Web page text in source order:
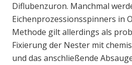
Diflubenzuron. Manchmal
Eichenprozessionsspinners in
Methode gilt allerdings als
Fixierung der Nester mit
und das anschließende